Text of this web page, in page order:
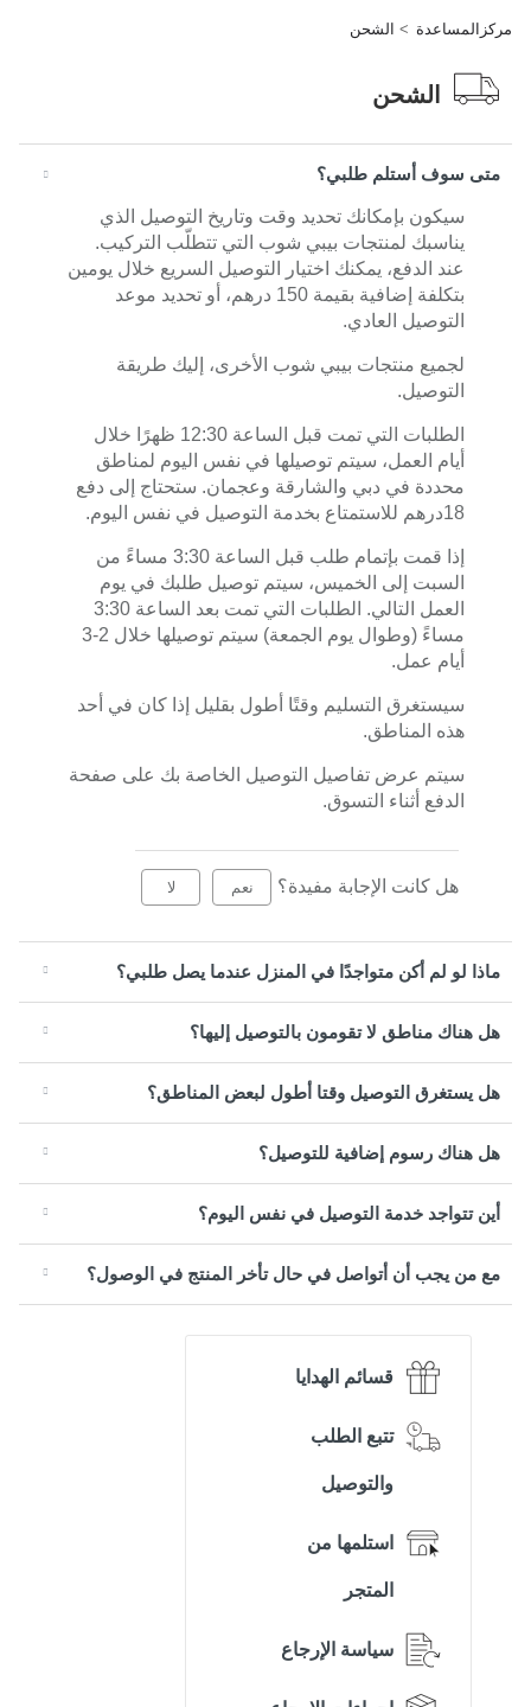
مركزالمساعدة الشحن
الشحن
متى سوف أستلم طلبي؟
سيكون بإمكانك تحديد وقت وتاريخ التوصيل الذي
يناسبك لمنتجات بيبي شوب التي تتطلّب التركيب.
عند الدفع، يمكنك اختيار التوصيل السريع خلال يومين
بتكلفة إضافية بقيمة 150 درهم، أو تحديد موعد
التوصيل العادي.
لجميع منتجات بيبي شوب الأخرى، إليك طريقة
التوصيل.
الطلبات التي تمت قبل الساعة 12:30 ظهرًا خلال
أيام العمل، سيتم توصيلها في نفس اليوم لمناطق
محددة في دبي والشارقة وعجمان. ستحتاج إلى دفع
18درهم للاستمتاع بخدمة التوصيل في نفس اليوم.
إذا قمت بإتمام طلب قبل الساعة 3:30 مساءً من
السبت إلى الخميس، سيتم توصيل طلبك في يوم
العمل التالي. الطلبات التي تمت بعد الساعة 3:30
مساءً (وطوال يوم الجمعة) سيتم توصيلها خلال 2-3
أيام عمل.
سيستغرق التسليم وقتًا أطول بقليل إذا كان في أحد
هذه المناطق.
سيتم عرض تفاصيل التوصيل الخاصة بك على صفحة
الدفع أثناء التسوق.
هل كانت الإجابة مفيدة؟ نعم لا
ماذا لو لم أكن متواجدًا في المنزل عندما يصل طلبي؟
هل هناك مناطق لا تقومون بالتوصيل إليها؟
هل يستغرق التوصيل وقتا أطول لبعض المناطق؟
هل هناك رسوم إضافية للتوصيل؟
أين تتواجد خدمة التوصيل في نفس اليوم؟
مع من يجب أن أتواصل في حال تأخر المنتج في الوصول؟
قسائم الهدايا
تتبع الطلب
والتوصيل
استلمها من
المتجر
سياسة الإرجاع